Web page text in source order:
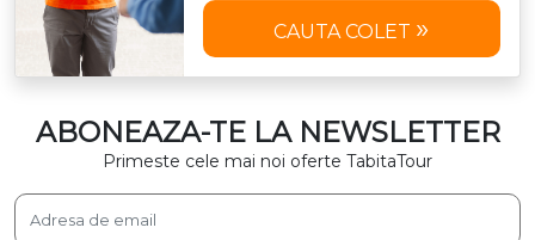
CAUTA COLET
ABONEAZA-TE LA NEWSLETTER
Primeste cele mai noi oferte TabitaTour